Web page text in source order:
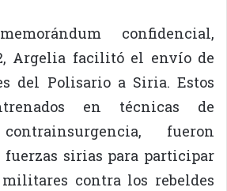
confidencial,
Argelia facilitó el envío de
del Polisario a Siria. Estos
en técnicas de
fueron
fuerzas sirias para participar
contra los rebeldes